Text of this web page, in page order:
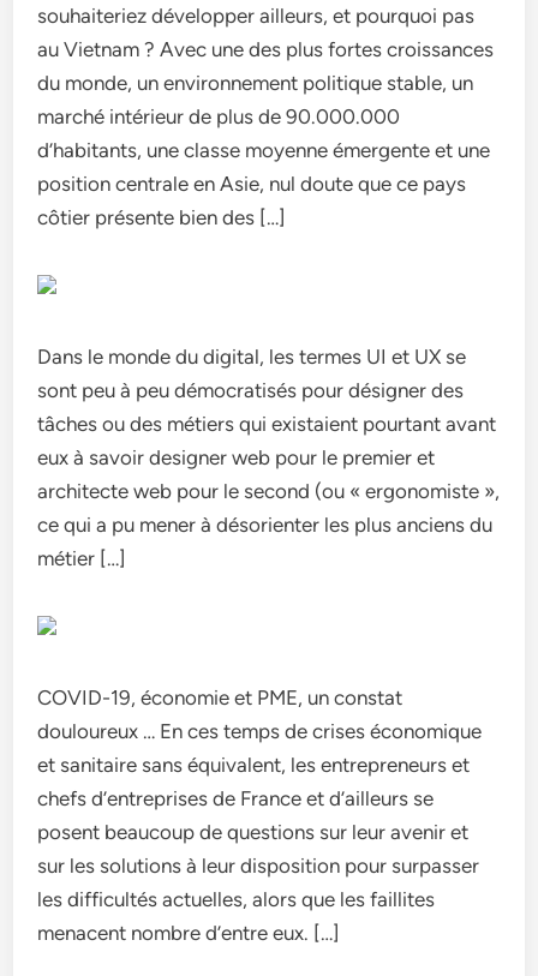
souhaiteriez développer ailleurs, et pourquoi pas
au Vietnam ? Avec une des plus fortes croissances
du monde, un environnement politique stable, un
marché intérieur de plus de 90.000.000
d’habitants, une classe moyenne émergente et une
position centrale en Asie, nul doute que ce pays
côtier présente bien des […]
Dans le monde du digital, les termes UI et UX se
sont peu à peu démocratisés pour désigner des
tâches ou des métiers qui existaient pourtant avant
eux à savoir designer web pour le premier et
architecte web pour le second (ou « ergonomiste »,
ce qui a pu mener à désorienter les plus anciens du
métier […]
COVID-19, économie et PME, un constat
douloureux … En ces temps de crises économique
et sanitaire sans équivalent, les entrepreneurs et
chefs d’entreprises de France et d’ailleurs se
posent beaucoup de questions sur leur avenir et
sur les solutions à leur disposition pour surpasser
les difficultés actuelles, alors que les faillites
menacent nombre d’entre eux. […]